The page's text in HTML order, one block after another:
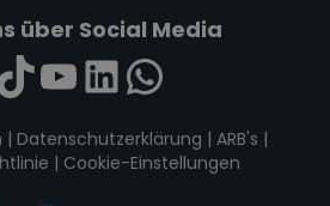
über Social Media
| Datenschutzerklärung | ARB's |
| Cookie-Einstellungen